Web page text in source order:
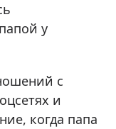
у
с
и
когда папа